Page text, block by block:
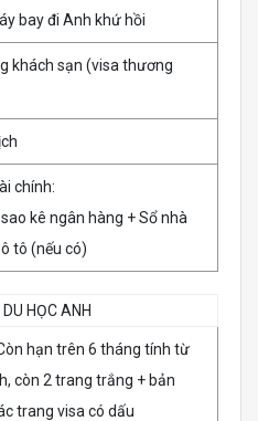
bay đi Anh khứ hồi
khách sạn (visa thương
chính:
kê ngân hàng + Sổ nhà
tô (nếu có)
HỌC ANH
hạn trên 6 tháng tính từ
còn 2 trang trắng + bản
trang visa có dấu